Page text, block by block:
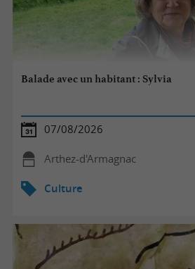
Balade avec un habitant : Sylvia
07/08/2026
Arthez-d'Armagnac
Culture